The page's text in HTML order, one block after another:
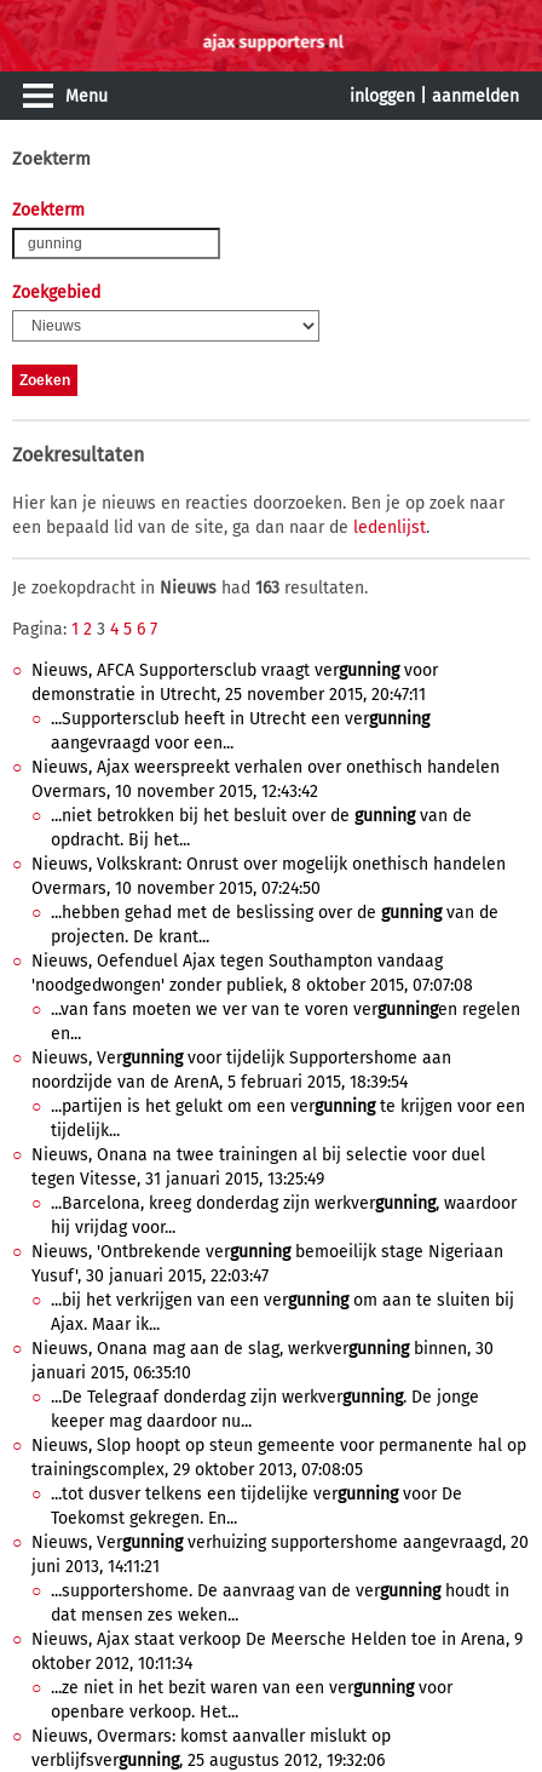
Menu inloggen aanmelden
Zoekterm
Zoekterm
Zoekgebied
Zoekresultaten
Hier kan je nieuws en reacties doorzoeken. Ben je op zoek naar
een bepaald lid van de site, ga dan naar de ledenlijst.
Je zoekopdracht in Nieuws had 163 resultaten.
Pagina: 1 2 3 4 5 6 7
Nieuws, AFCA Supportersclub vraagt vergunningvoor
demonstratie in Utrecht, 25 november 2015, 20:47:11
...Supportersclub heeft in Utrecht een vergunning
aangevraagd voor een...
Nieuws, Ajax weerspreekt verhalen over onethisch handelen
Overmars, 10 november 2015, 12:43:42
...niet betrokken bij het besluit over de gunningvan de
opdracht. Bij het...
Nieuws, Volkskrant: Onrust over mogelijk onethisch handelen
Overmars, 10 november 2015, 07:24:50
...hebben gehad met de beslissing over de gunningvan de
projecten. De krant...
Nieuws, Oefenduel Ajax tegen Southampton vandaag
'noodgedwongen' zonder publiek, 8 oktober 2015, 07:07:08
...van fans moeten we ver van te voren vergunningen regelen
en...
Nieuws, Vergunningvoor tijdelijk Supportershome aan
noordzijde van de ArenA, 5 februari 2015, 18:39:54
...partijen is het gelukt om een vergunningte krijgen voor een
tijdelijk...
Nieuws, Onana na twee trainingen al bij selectie voor duel
tegen Vitesse, 31 januari 2015, 13:25:49
...Barcelona, kreeg donderdag zijn werkvergunning, waardoor
hij vrijdag voor...
Nieuws, 'Ontbrekende vergunningbemoeilijk stage Nigeriaan
Yusuf', 30 januari 2015, 22:03:47
...bij het verkrijgen van een vergunningom aan te sluiten bij
Ajax. Maar ik...
Nieuws, Onana mag aan de slag, werkvergunningbinnen, 30
januari 2015, 06:35:10
...De Telegraaf donderdag zijn werkvergunning. De jonge
keeper mag daardoor nu...
Nieuws, Slop hoopt op steun gemeente voor permanente hal op
trainingscomplex, 29 oktober 2013, 07:08:05
...tot dusver telkens een tijdelijke vergunningvoor De
Toekomst gekregen. En...
Nieuws, Vergunningverhuizing supportershome aangevraagd, 20
juni 2013, 14:11:21
...supportershome. De aanvraag van de vergunninghoudt in
dat mensen zes weken...
Nieuws, Ajax staat verkoop De Meersche Helden toe in Arena​, 9
oktober 2012, 10:11:34
...ze niet in het bezit waren van een vergunningvoor
openbare verkoop. Het...
Nieuws, Overmars: komst aanvaller mislukt op
verblijfsvergunning, 25 augustus 2012, 19:32:06